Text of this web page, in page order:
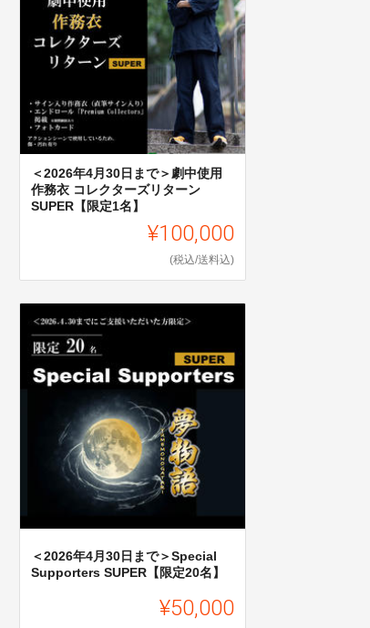
＜2026年4月30日まで＞劇中使用
作務衣 コレクターズリターン
SUPER【限定1名】
¥100,000
(税込/送料込)
＜2026年4月30日まで＞Special
Supporters SUPER【限定20名】
¥50,000